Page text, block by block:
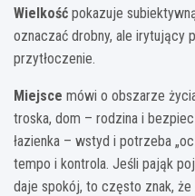
Wielkość pokazuje
oznaczać drobny, ale irytujący
przytłoczenie.
Miejsce mówi o obszarze
troska, dom – rodzina i
łazienka – wstyd i potrzeba
tempo i kontrola. Jeśli pająk
daje spokój, to często znak,